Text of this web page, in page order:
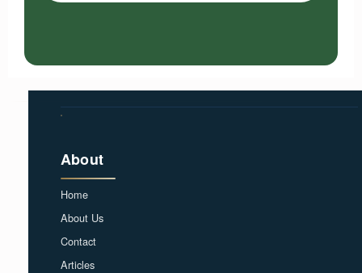
About
Home
About Us
Contact
Articles